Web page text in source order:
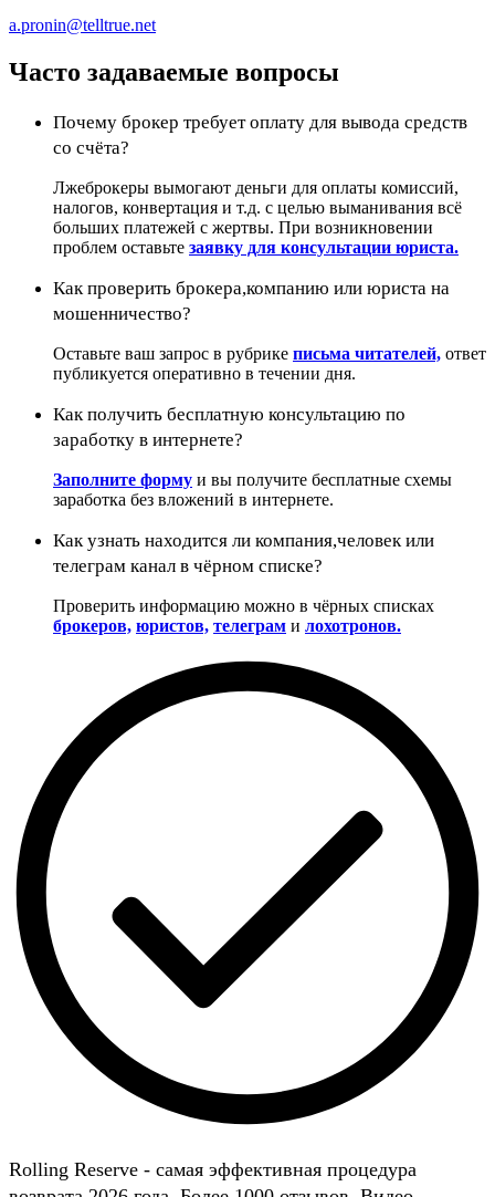
a.pronin@telltrue.net
Часто задаваемые вопросы
Почему брокер требует оплату для вывода средств
со счёта?
Лжеброкеры вымогают деньги для оплаты комиссий,
налогов, конвертация и т.д. с целью выманивания всё
больших платежей с жертвы. При возникновении
проблем оставьте заявку для консультации юриста.
Как проверить брокера,компанию или юриста на
мошенничество?
Оставьте ваш запрос в рубрике письма читателей, ответ
публикуется оперативно в течении дня.
Как получить бесплатную консультацию по
заработку в интернете?
Заполните форму и вы получите бесплатные схемы
заработка без вложений в интернете.
Как узнать находится ли компания,человек или
телеграм канал в чёрном списке?
Проверить информацию можно в чёрных списках
брокеров, юристов, телеграм и лохотронов.
Rolling Reserve - самая эффективная процедура